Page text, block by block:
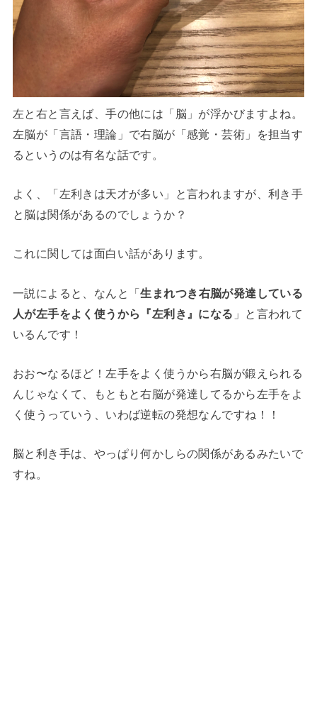
左と右と言えば、手の他には「脳」が浮かびますよね。
左脳が「言語・理論」で右脳が「感覚・芸術」を担当す
るというのは有名な話です。
よく、「左利きは天才が多い」と言われますが、利き手
と脳は関係があるのでしょうか？
これに関しては面白い話があります。
一説によると、なんと「生まれつき右脳が発達している
人が左手をよく使うから『左利き』になる 」と言われて
いるんです！
おお〜なるほど！左手をよく使うから右脳が鍛えられる
んじゃなくて、もともと右脳が発達してるから左手をよ
く使うっていう、いわば逆転の発想なんですね！！
脳と利き手は、やっぱり何かしらの関係があるみたいで
すね。